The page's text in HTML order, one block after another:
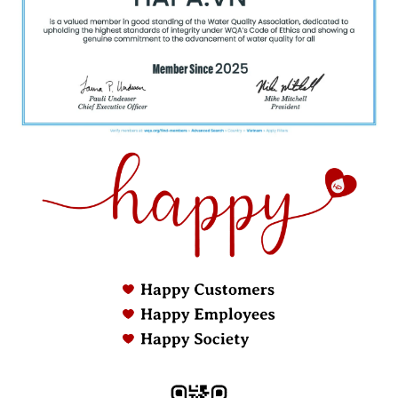
khi vừa sinh ra, giúp không gian bếp luôn sạch
thoáng.
Có thể sử dụng theo hai cơ chế:
Thoát khí ra ngoài: Hơi được dẫn qua đường
ống ra bên ngoài.
Lọc tuần hoàn bằng than hoạt tính: Lọc và
trả lại không khí sạch vào bếp.
Bảng điều khiển cảm ứng
Thường là dạng cảm ứng trượt (Slider) hoặc
Có thêm nút điều khiển quạt hút với nhiều cấp